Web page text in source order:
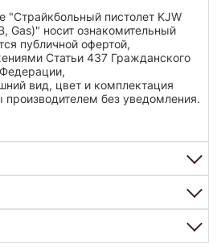
"Страйкбольный пистолет KJW
Gas)" носит ознакомительный
публичной офертой,
Статьи 437 Гражданского
вид, цвет и комплектация
без уведомления.